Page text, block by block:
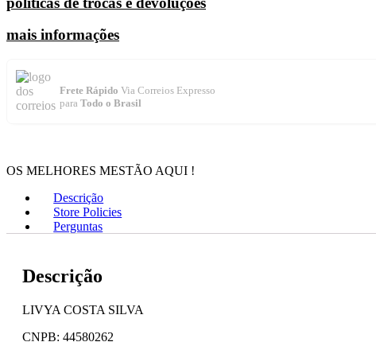
mais informações
Frete Rápido Via Correios Expresso
para Todo o Brasil
OS MELHORES MESTÃO AQUI !
Descrição
Store Policies
Perguntas
Descrição
LIVYA COSTA SILVA
CNPB: 44580262